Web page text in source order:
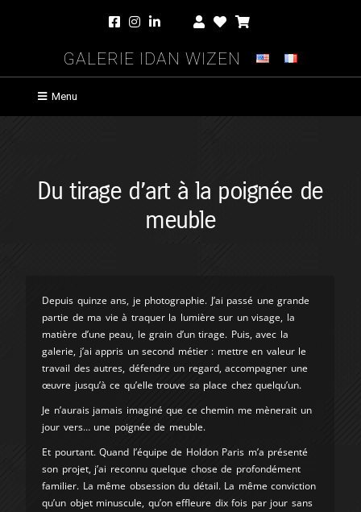
Galerie Idan Wizen
Menu
Du tirage d’art à la poignée de
meuble
Depuis quinze ans, je photographie. J’ai passé une grande
partie de ma vie à traquer la lumière sur un visage, la
matière d’une peau, le grain d’un tirage. Puis, avec la
galerie, j’ai appris un second métier : mettre en valeur le
travail des autres, défendre un regard, accompagner une
œuvre jusqu’à ce qu’elle trouve sa place chez quelqu’un.
Je n’aurais jamais imaginé que ce chemin me mènerait un
jour vers… une poignée de meuble.
Et pourtant. Quand l’équipe de Holdon Paris m’a présenté
son projet, j’ai reconnu quelque chose de profondément
familier. La même obsession du détail. La même conviction
qu’un objet minuscule, qu’on effleure dix fois par jour sans